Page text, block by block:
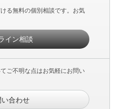
る無料の個別相談です。お気
イン相談
ご不明な点はお気軽にお問い
い合わせ